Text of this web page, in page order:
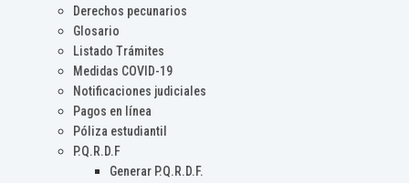
Derechos pecunarios
Glosario
Listado Trámites
Medidas COVID-19
Notificaciones judiciales
Pagos en línea
Póliza estudiantil
P.Q.R.D.F
Generar P.Q.R.D.F.